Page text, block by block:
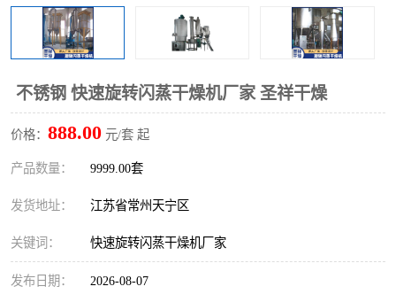
不锈钢 快速旋转闪蒸干燥机厂家 圣祥干燥
价格： 888.00 元/套 起
产品数量： 9999.00套
发货地址： 江苏省常州天宁区
关键词： 快速旋转闪蒸干燥机厂家
发布日期： 2026-08-07